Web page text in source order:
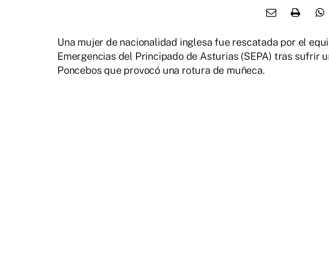
Una mujer de nacionalidad inglesa fue rescatada por el
Emergencias del Principado de Asturias (SEPA) tras sufrir
Poncebos que provocó una rotura de muñeca.